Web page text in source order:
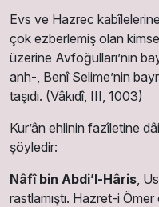
Evs ve Hazrec kabîlelerine
çok ezberlemiş olan
üzerine Avfoğulları’nın
anh-, Benî Selime’nin
taşıdı. (Vâkıdî, III, 1003)
Kur’ân ehlinin fazîletine
şöyledir:
Nâfîbin Abdi’l-Hâris ,
rastlamıştı. Hazret-i